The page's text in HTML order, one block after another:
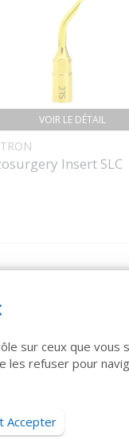
VOIR LE DÉTAIL
Insert SLC
VOIR LE DÉTAIL
sur ceux que vous
les refuser pour
Accepter